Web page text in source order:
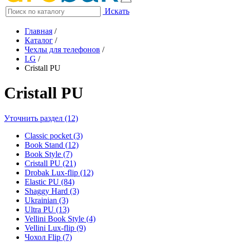
Искать
Главная /
Каталог /
Чехлы для телефонов /
LG /
Cristall PU
Cristall PU
Уточнить раздел (12)
Classic pocket (3)
Book Stand (12)
Book Style (7)
Cristall PU (21)
Drobak Lux-flip (12)
Elastic PU (84)
Shaggy Hard (3)
Ukrainian (3)
Ultra PU (13)
Vellini Book Style (4)
Vellini Lux-flip (9)
Чохол Flip (7)